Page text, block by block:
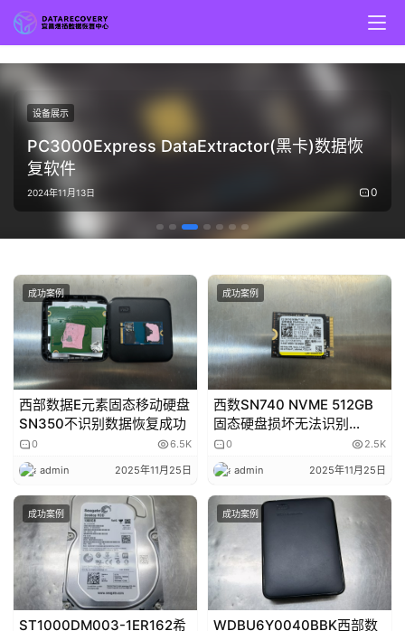
PC3000Express DataExtractor(黑卡)数据恢
复软件
2024年11月13日 0
设备展示
成功案例
西部数据E元素固态移动硬盘
SN350不识别数据恢复成功
0 6.5K
admin 2025年11月25日
成功案例
西数SN740 NVME 512GB
固态硬盘损坏无法识别
Bitlocker加密解密数据恢复
成功
0 2.5K
admin 2025年11月25日
成功案例
ST1000DM003-1ER162希
成功案例
WDBU6Y0040BBK西部数